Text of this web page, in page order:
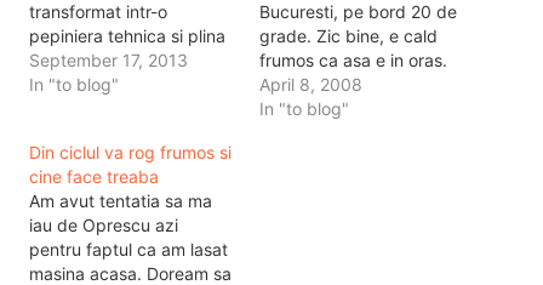
transformat intr-o
pepiniera tehnica si plina
de informatie. Acolo sunt
cele mai importante
jumatate din siteurile din
Romania, dar si toate
companiile importante
multinationale. S-au facut
blocuri in Pipera,…
September 17, 2013
In "to blog"
Bucuresti, pe bord 20 de
grade. Zic bine, e cald
frumos ca asa e in oras.
Trafic destul de mare,
lume pe strada (cred ca
April 8, 2008
In "to blog"
Din ciclul va rog frumos si
cine face treaba
Am avut tentatia sa ma
iau de Oprescu azi
pentru faptul ca am lasat
masina acasa. Doream sa